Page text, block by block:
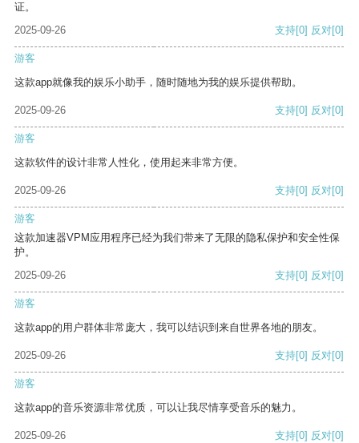
证。
2025-09-26
支持[0] 反对[0]
游客
这款app就像我的娱乐小助手，随时随地为我的娱乐提供帮助。
2025-09-26 支持[0] 反对[0]
游客
这款软件的设计非常人性化，使用起来非常方便。
2025-09-26 支持[0] 反对[0]
游客
这款加速器VPM应用程序已经为我们带来了无限的隐私保护和安全性保
护。
2025-09-26
支持[0] 反对[0]
游客
这款app的用户群体非常庞大，我可以结识到来自世界各地的朋友。
2025-09-26 支持[0] 反对[0]
游客
这款app的音乐资源非常优质，可以让我尽情享受音乐的魅力。
2025-09-26 支持[0] 反对[0]